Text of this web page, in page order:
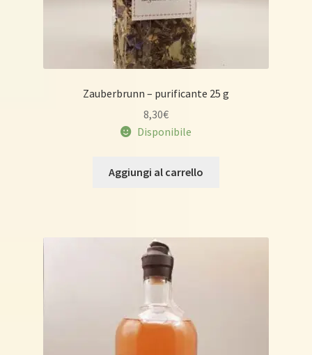
Zauberbrunn – purificante 25 g
8,30€
Disponibile
Aggiungi al carrello